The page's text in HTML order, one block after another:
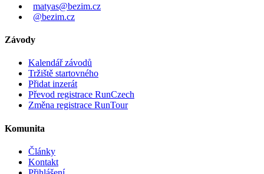
matyas@bezim.cz
@bezim.cz
Závody
Kalendář závodů
Tržiště startovného
Přidat inzerát
Převod registrace RunCzech
Změna registrace RunTour
Komunita
Články
Kontakt